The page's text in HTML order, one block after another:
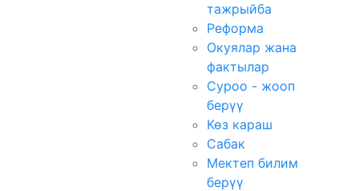
тажрыйба
Реформа
Окуялар жана
фактылар
Суроо - жооп
берүү
Көз караш
Сабак
Мектеп билим
берүү